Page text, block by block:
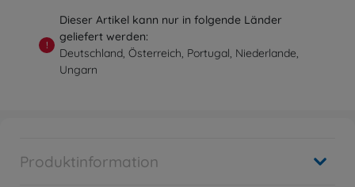
!
Dieser Artikel kann nur in folgende Länder
geliefert werden:
Deutschland, Österreich, Portugal, Niederlande,
Ungarn
Produktinformation